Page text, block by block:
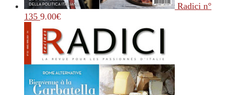
Radici n°
135 9.00€